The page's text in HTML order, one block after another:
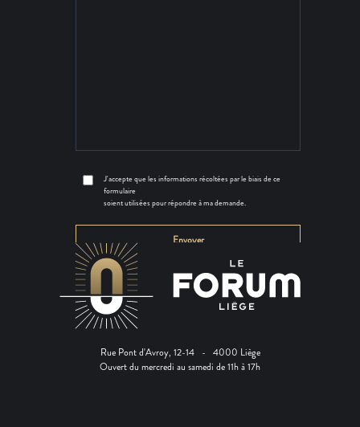
J'accepte que les informations récoltées par le biais de ce
formulaire
soient utilisées pour répondre à ma demande.
Rue Pont d'Avroy, 12-14 - 4000 Liège
Ouvert du mercredi au samedi de 11h à 17h